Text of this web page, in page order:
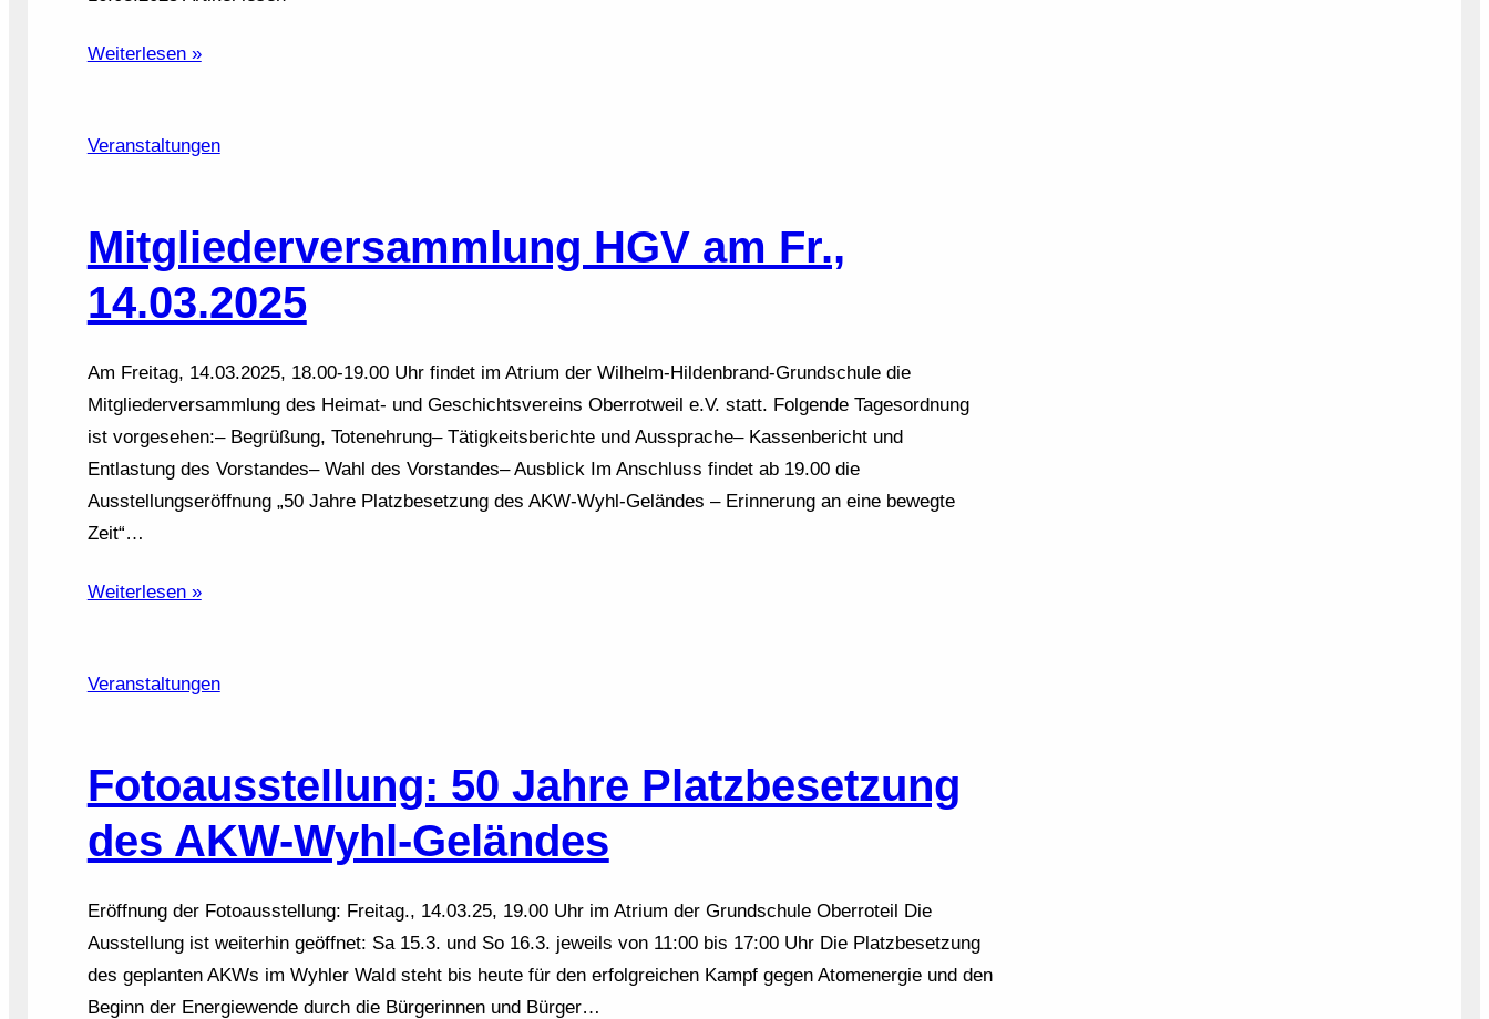
Weiterlesen »
Veranstaltungen
Mitgliederversammlung HGV am Fr.,
14.03.2025
Am Freitag, 14.03.2025, 18.00-19.00 Uhr findet im Atrium der Wilhelm-Hildenbrand-Grundschule die
Mitgliederversammlung des Heimat- und Geschichtsvereins Oberrotweil e.V. statt. Folgende Tagesordnung
ist vorgesehen:– Begrüßung, Totenehrung– Tätigkeitsberichte und Aussprache– Kassenbericht und
Entlastung des Vorstandes– Wahl des Vorstandes– Ausblick Im Anschluss findet ab 19.00 die
Ausstellungseröffnung „50 Jahre Platzbesetzung des AKW-Wyhl-Geländes – Erinnerung an eine bewegte
Zeit“…
Weiterlesen »
Veranstaltungen
Fotoausstellung: 50 Jahre Platzbesetzung
des AKW-Wyhl-Geländes
Eröffnung der Fotoausstellung: Freitag., 14.03.25, 19.00 Uhr im Atrium der Grundschule Oberroteil Die
Ausstellung ist weiterhin geöffnet: Sa 15.3. und So 16.3. jeweils von 11:00 bis 17:00 Uhr Die Platzbesetzung
des geplanten AKWs im Wyhler Wald steht bis heute für den erfolgreichen Kampf gegen Atomenergie und den
Beginn der Energiewende durch die Bürgerinnen und Bürger…